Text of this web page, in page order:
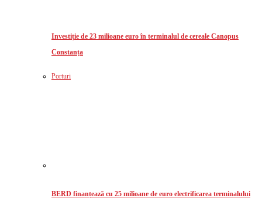
Investiție de 23 milioane euro în terminalul de cereale Canopus
Constanța
Porturi
BERD finanțează cu 25 milioane de euro electrificarea terminalului